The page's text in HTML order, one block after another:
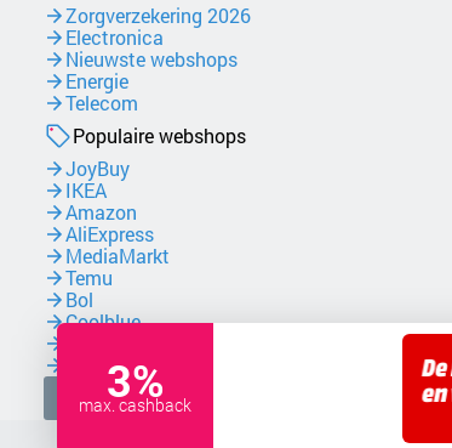
Zorgverzekering 2026
Electronica
Nieuwste webshops
Energie
Telecom
Populaire webshops
JoyBuy
IKEA
Amazon
AliExpress
MediaMarkt
Temu
Bol
Coolblue
Zalando
Facebook
3%
max. cashback